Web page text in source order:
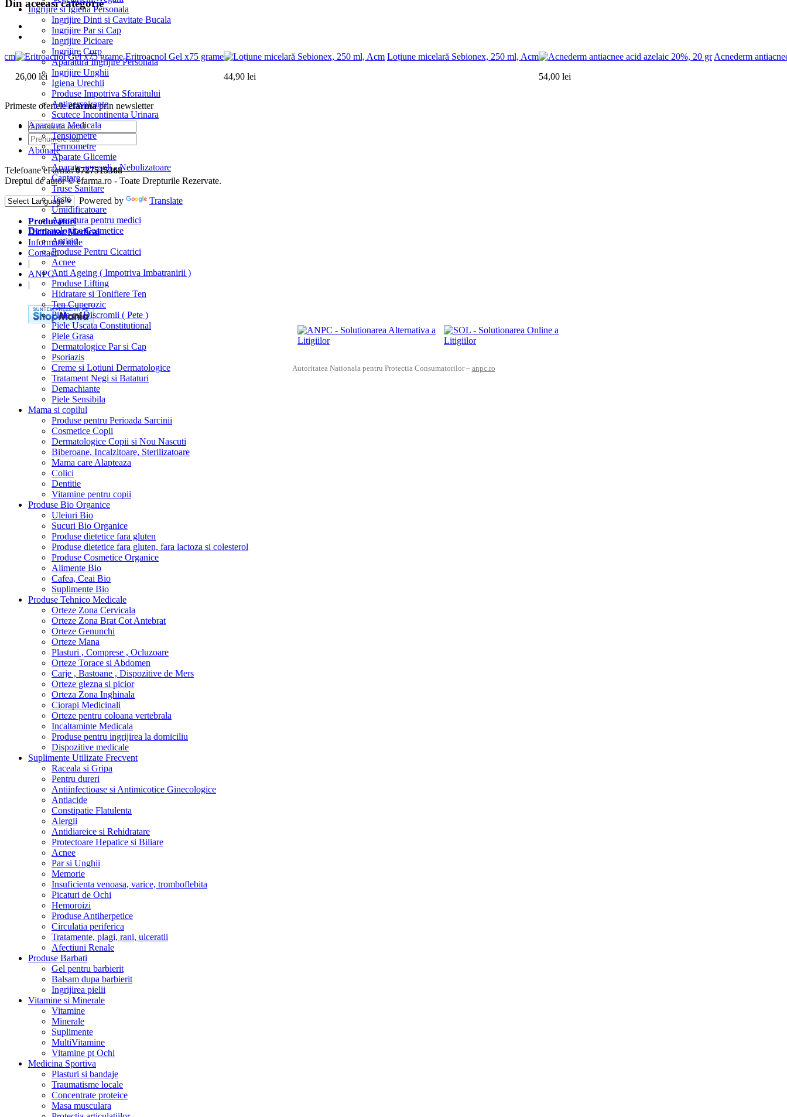
Ingrijire si Igiena Personala
Ingrijire Dinti si Cavitate Bucala
Ingrijire Par si Cap
Ingrijire Picioare
Ingrijire Corp
Aparatura Ingrijire Personala
Ingrijire Unghii
Igiena Urechii
Produse Impotriva Sforaitului
Antiperspirante
Scutece Incontinenta Urinara
Aparatura Medicala
Tensiometre
Termometre
Aparate Glicemie
Aparate aerosoli - Nebulizatoare
Cantare
Truse Sanitare
Teste
Umidificatoare
Aparatura pentru medici
Dermatologice Cosmetice
Antirid
Produse Pentru Cicatrici
Acnee
Anti Ageing ( Impotriva Imbatranirii )
Produse Lifting
Hidratare si Tonifiere Ten
Ten Cuperozic
Piele cu Discromii ( Pete )
Piele Uscata Constitutional
Piele Grasa
Dermatologice Par si Cap
Psoriazis
Creme si Lotiuni Dermatologice
Tratament Negi si Bataturi
Demachiante
Piele Sensibila
Mama si copilul
Produse pentru Perioada Sarcinii
Cosmetice Copii
Dermatologice Copii si Nou Nascuti
Biberoane, Incalzitoare, Sterilizatoare
Mama care Alapteaza
Colici
Dentitie
Vitamine pentru copii
Produse Bio Organice
Uleiuri Bio
Sucuri Bio Organice
Produse dietetice fara gluten
Produse dietetice fara gluten, fara lactoza si colesterol
Produse Cosmetice Organice
Alimente Bio
Cafea, Ceai Bio
Suplimente Bio
Produse Tehnico Medicale
Orteze Zona Cervicala
Orteze Zona Brat Cot Antebrat
Orteze Genunchi
Orteze Mana
Plasturi , Comprese , Ocluzoare
Orteze Torace si Abdomen
Carje , Bastoane , Dispozitive de Mers
Orteze glezna si picior
Orteza Zona Inghinala
Ciorapi Medicinali
Orteze pentru coloana vertebrala
Incaltaminte Medicala
Produse pentru ingrijirea la domiciliu
Dispozitive medicale
Suplimente Utilizate Frecvent
Raceala si Gripa
Pentru dureri
Antiinfectioase si Antimicotice Ginecologice
Antiacide
Constipatie Flatulenta
Alergii
Antidiareice si Rehidratare
Protectoare Hepatice si Biliare
Acnee
Par si Unghii
Memorie
Insuficienta venoasa, varice, tromboflebita
Picaturi de Ochi
Hemoroizi
Produse Antiherpetice
Circulatia periferica
Tratamente, plagi, rani, ulceratii
Afectiuni Renale
Produse Barbati
Gel pentru barbierit
Balsam dupa barbierit
Ingrijirea pielii
Vitamine si Minerale
Vitamine
Minerale
Suplimente
MultiVitamine
Vitamine pt Ochi
Medicina Sportiva
Plasturi si bandaje
Traumatisme locale
Concentrate proteice
Masa musculara
Din aceeasi categorie
Eritroacnol Gel x75 grame
26,00 lei
Loțiune micelară Sebionex, 250 ml, Acm
44,90 lei
Acnederm
54,00 lei
Primeste oferteleefarmaprin newsletter
Abonare
Telefoane eFarma:0727515368
Dreptul de autor © efarma.ro - Toate Drepturile Rezervate.
Powered by
Translate
Producatori
Dictionar Medical
Informatii utile
Contact
|
ANPC
|
Autoritatea Nationala pentru Protectia Consumatorilor – anpc.ro